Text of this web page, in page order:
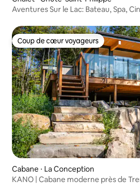
Aventures Sur le Lac: Bateau, Spa,
Coup de cœur voyageurs
Coup de cœur voyageurs
Cabane ⋅ La Conception
KANO | Cabane moderne près de